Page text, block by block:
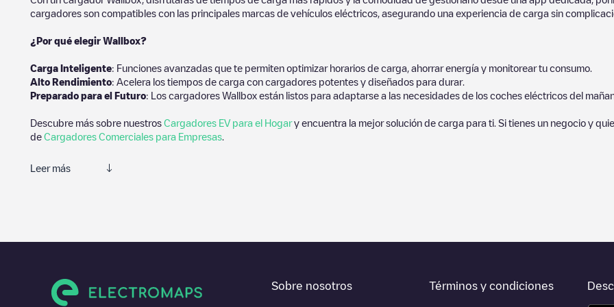
cargadores son compatibles con las principales marcas de vehículos eléctricos, asegurando una experiencia de carga sin
¿Por qué elegir Wallbox?
Carga Inteligente: Funciones avanzadas que te permiten optimizar horarios de carga, ahorrar energía y monitorear tu consumo.
Alto Rendimiento: Acelera los tiempos de carga con cargadores potentes y diseñados para durar.
Preparado para el Futuro: Los cargadores Wallbox están listos para adaptarse a las necesidades de los coches eléctricos del
Descubre más sobre nuestros Cargadores EV para el Hogary encuentra la mejor solución de carga para ti. Si tienes un negocio y
de Cargadores Comerciales para Empresas
Leer más
indicaciones de acceso en coche al punto de carga, el precio de carga de esta estación y las instrucciones necesarias para que
Sobre nosotros Términos y condiciones